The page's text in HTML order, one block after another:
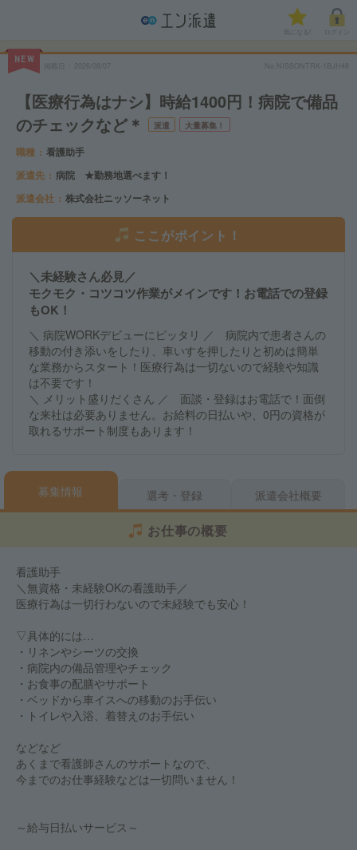
気になる!
NEW
No.NISSONTRK-1BJH48
【医療行為はナシ】時給1400円！病院で備品
のチェックなど＊
派遣 大量募集！
職種
看護助手
派遣先
病院 ★勤務地選べます！
派遣会社
株式会社ニッソーネット
ここがポイント！
＼未経験さん必見／
モクモク・コツコツ作業がメインです！お電話での登録
もOK！
＼ 病院WORKデビューにピッタリ ／ 病院内で患者さんの
移動の付き添いをしたり、車いすを押したりと初めは簡単
な業務からスタート！医療行為は一切ないので経験や知識
は不要です！
＼ メリット盛りだくさん ／ 面談・登録はお電話で！面倒
な来社は必要ありません。お給料の日払いや、0円の資格が
取れるサポート制度もあります！
募集情報 選考・登録 派遣会社概要
お仕事の概要
看護助手
＼無資格・未経験OKの看護助手／
医療行為は一切行わないので未経験でも安心！
▽具体的には…
・リネンやシーツの交換
・病院内の備品管理やチェック
・お食事の配膳やサポート
・ベッドから車イスへの移動のお手伝い
・トイレや入浴、着替えのお手伝い
などなど
あくまで看護師さんのサポートなので、
今までのお仕事経験などは一切問いません！
～給与日払いサービス～